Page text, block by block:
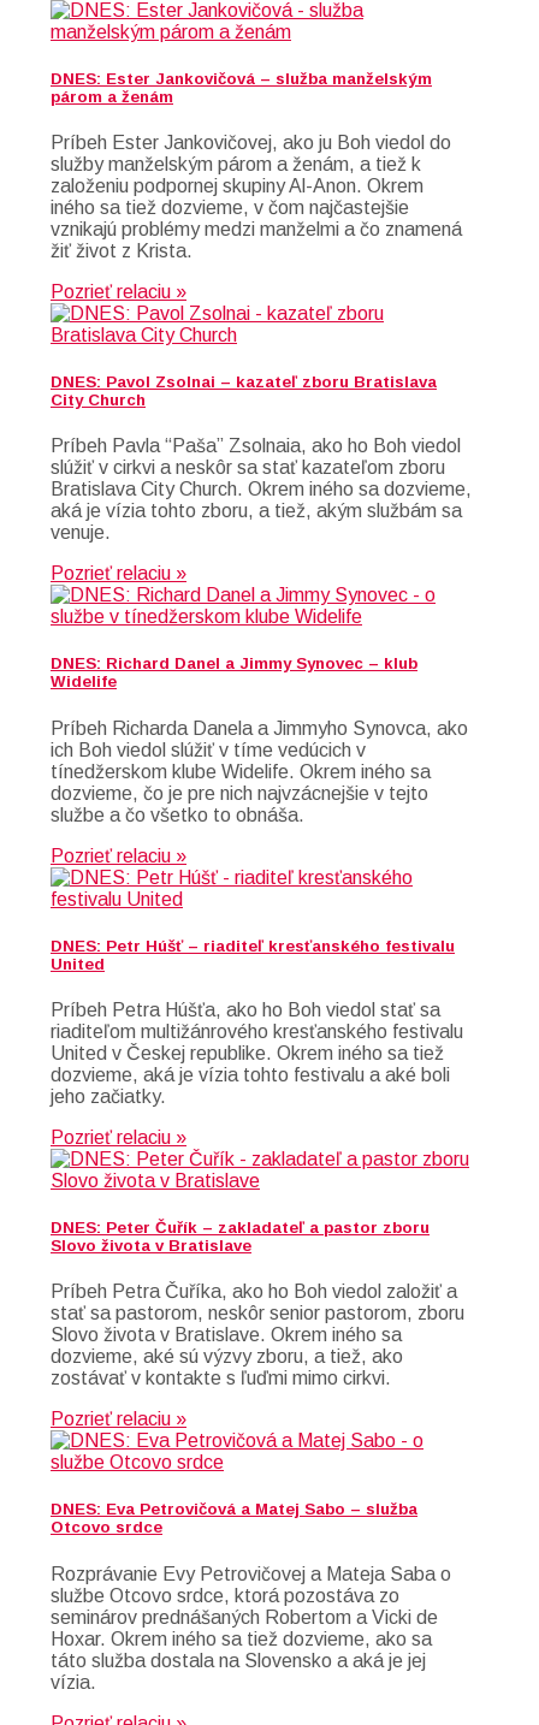
DNES: Ester Jankovičová – služba manželským
párom a ženám
Príbeh Ester Jankovičovej, ako ju Boh viedol do
služby manželským párom a ženám, a tiež k
založeniu podpornej skupiny Al-Anon. Okrem
iného sa tiež dozvieme, v čom najčastejšie
vznikajú problémy medzi manželmi a čo znamená
žiť život z Krista.
Pozrieť relaciu »
DNES: Pavol Zsolnai – kazateľ zboru Bratislava
City Church
Príbeh Pavla “Paša” Zsolnaia, ako ho Boh viedol
slúžiť v cirkvi a neskôr sa stať kazateľom zboru
Bratislava City Church. Okrem iného sa dozvieme,
aká je vízia tohto zboru, a tiež, akým službám sa
venuje.
Pozrieť relaciu »
DNES: Richard Danel a Jimmy Synovec – klub
Widelife
Príbeh Richarda Danela a Jimmyho Synovca, ako
ich Boh viedol slúžiť v tíme vedúcich v
tínedžerskom klube Widelife. Okrem iného sa
dozvieme, čo je pre nich najvzácnejšie v tejto
službe a čo všetko to obnáša.
Pozrieť relaciu »
DNES: Petr Húšť – riaditeľ kresťanského festivalu
United
Príbeh Petra Húšťa, ako ho Boh viedol stať sa
riaditeľom multižánrového kresťanského festivalu
United v Českej republike. Okrem iného sa tiež
dozvieme, aká je vízia tohto festivalu a aké boli
jeho začiatky.
Pozrieť relaciu »
DNES: Peter Čuřík – zakladateľ a pastor zboru
Slovo života v Bratislave
Príbeh Petra Čuříka, ako ho Boh viedol založiť a
stať sa pastorom, neskôr senior pastorom, zboru
Slovo života v Bratislave. Okrem iného sa
dozvieme, aké sú výzvy zboru, a tiež, ako
zostávať v kontakte s ľuďmi mimo cirkvi.
Pozrieť relaciu »
DNES: Eva Petrovičová a Matej Sabo – služba
Otcovo srdce
Rozprávanie Evy Petrovičovej a Mateja Saba o
službe Otcovo srdce, ktorá pozostáva zo
seminárov prednášaných Robertom a Vicki de
Hoxar. Okrem iného sa tiež dozvieme, ako sa
táto služba dostala na Slovensko a aká je jej
vízia.